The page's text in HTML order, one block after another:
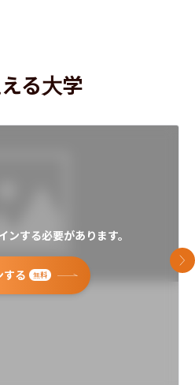
る大学
ンする必要があります。
する 無料
次